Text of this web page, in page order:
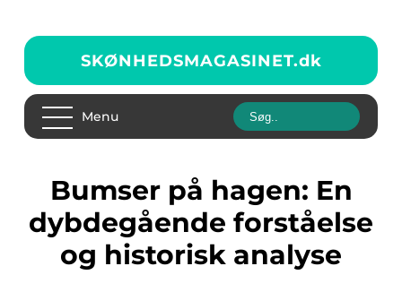
SKØNHEDSMAGASINET.dk
Menu
Bumser på hagen: En
dybdegående forståelse
og historisk analyse